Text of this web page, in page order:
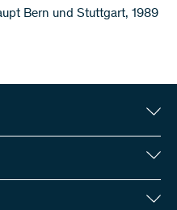
Bern und Stuttgart, 1989